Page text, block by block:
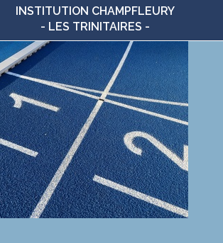
INSTITUTION CHAMPFLEURY
- LES TRINITAIRES -